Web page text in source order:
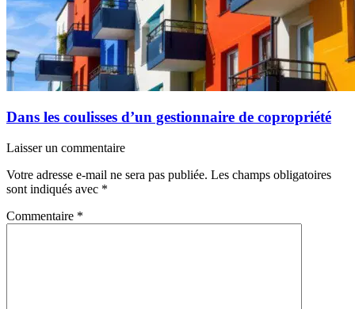
Dans les coulisses d’un gestionnaire de copropriété
Laisser un commentaire
Votre adresse e-mail ne sera pas publiée. Les champs obligatoires
sont indiqués avec *
Commentaire *